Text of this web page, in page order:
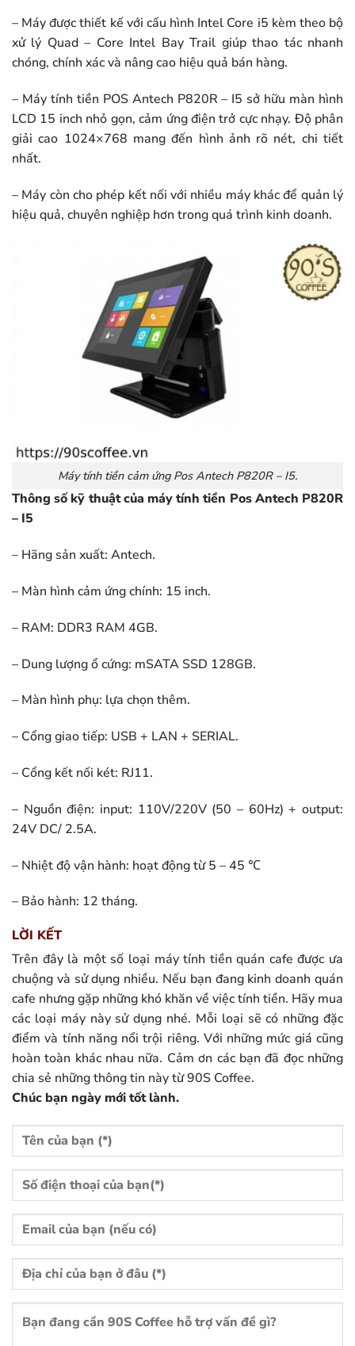
– Máy được thiết kế với cấu hình Intel Core i5 kèm theo bộ
xử lý Quad – Core Intel Bay Trail giúp thao tác nhanh
chóng, chính xác và nâng cao hiệu quả bán hàng.
– Máy tính tiền POS Antech P820R – I5 sở hữu màn hình
LCD 15 inch nhỏ gọn, cảm ứng điện trở cực nhạy. Độ phân
giải cao 1024×768 mang đến hình ảnh rõ nét, chi tiết
nhất.
– Máy còn cho phép kết nối với nhiều máy khác để quản lý
hiệu quả, chuyên nghiệp hơn trong quá trình kinh doanh.
Máy tính tiền cảm ứng Pos Antech P820R – I5.
Thông số kỹ thuật của máy tính tiền Pos Antech P820R
– I5
– Hãng sản xuất: Antech.
– Màn hình cảm ứng chính: 15 inch.
– RAM: DDR3 RAM 4GB.
– Dung lượng ổ cứng: mSATA SSD 128GB.
– Màn hình phụ: lựa chọn thêm.
– Cổng giao tiếp: USB + LAN + SERIAL.
– Cổng kết nối két: RJ11.
– Nguồn điện: input: 110V/220V (50 – 60Hz) + output:
24V DC/ 2.5A.
– Nhiệt độ vận hành: hoạt động từ 5 – 45 ℃
– Bảo hành: 12 tháng.
LỜI KẾT
Trên đây là một số loại máy tính tiền quán cafe được ưa
chuộng và sử dụng nhiều. Nếu bạn đang kinh doanh quán
cafe nhưng gặp những khó khăn về việc tính tiền. Hãy mua
các loại máy này sử dụng nhé. Mỗi loại sẽ có những đặc
điểm và tính năng nổi trội riêng. Với những mức giá cũng
hoàn toàn khác nhau nữa. Cảm ơn các bạn đã đọc những
chia sẻ những thông tin này từ 90S Coffee.
Chúc bạn ngày mới tốt lành.